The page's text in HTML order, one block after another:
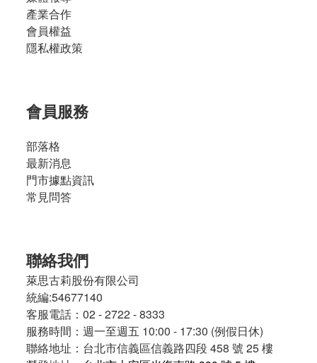
產業合作
會員權益
隱私權政策
會員服務
部落格
最新消息
門市據點資訊
常見問答
聯絡我們
萊思古莉股份有限公司
統編:54677140
客服電話：02 - 2722 - 8333
服務時間：週一至週五 10:00 - 17:30 (例假日休)
聯絡地址：台北市信義區信義路四段 458 號 25 樓